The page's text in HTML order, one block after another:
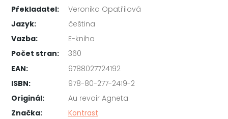
Překladatel:
Veronika Opatřilová
Jazyk:
čeština
Vazba:
E-kniha
Počet stran:
360
EAN:
9788027724192
ISBN:
978-80-277-2419-2
Originál:
Au revoir Agneta
Značka:
Kontrast